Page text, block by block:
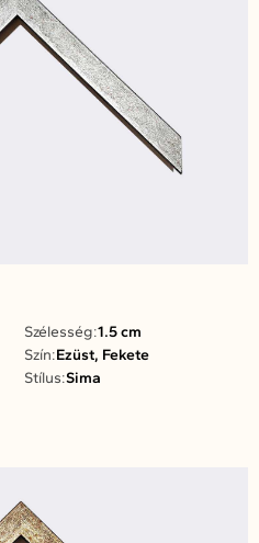
Szélesség:1.5 cm
Szín:Ezüst, Fekete
Stílus:Sima